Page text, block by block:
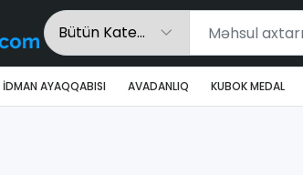
İDMAN AYAQQABISI AVADANLIQ KUBOK MEDAL